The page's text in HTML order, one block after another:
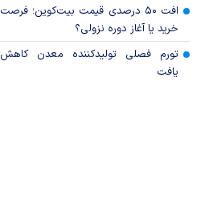
افت ۵۰ درصدی قیمت بیت‌کوین؛ فرصت
خرید یا آغاز دوره نزولی؟
تورم فصلی تولیدکننده معدن کاهش
یافت